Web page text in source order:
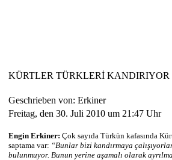
KÜRTLER TÜRKLERİ KANDIRIYOR
Geschrieben von: Erkiner
Freitag, den 30. Juli 2010 um 21:47 Uhr
Engin Erkiner: Çok sayıda Türkün kafasında
saptama var: “Bunlar bizi kandırmaya
bulunmuyor. Bunun yerine aşamalı olarak